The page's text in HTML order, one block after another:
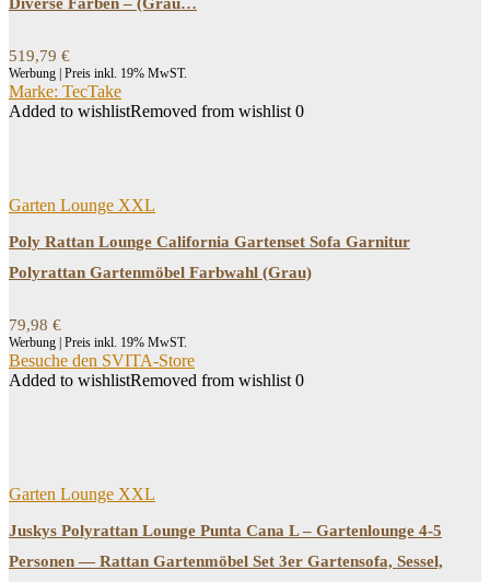
519,79 €
Werbung | Preis inkl. 19% MwST.
Marke: TecTake
Added to wishlistRemoved from wishlist 0
Garten Lounge XXL
Poly Rattan Lounge California Gartenset Sofa Garnitur
Polyrattan Gartenmöbel Farbwahl (Grau)
79,98 €
Werbung | Preis inkl. 19% MwST.
Besuche den SVITA-Store
Added to wishlistRemoved from wishlist 0
Garten Lounge XXL
Juskys Polyrattan Lounge Punta Cana L – Gartenlounge 4-5
Personen — Rattan Gartenmöbel Set 3er Gartensofa, Sessel,